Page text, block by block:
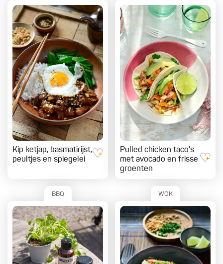
Kip ketjap, basmatirijst,
peultjes en spiegelei
Pulled chicken taco's
met avocado en frisse
groenten
BBQ WOK